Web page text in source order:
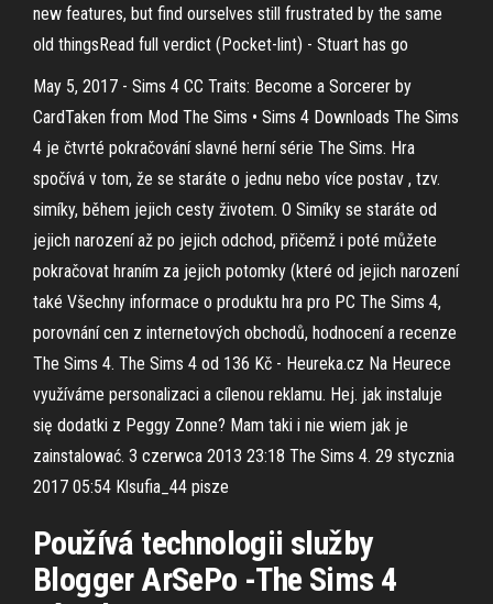
new features, but find ourselves still frustrated by the same
old thingsRead full verdict (Pocket-lint) - Stuart has go
May 5, 2017 - Sims 4 CC Traits: Become a Sorcerer by
CardTaken from Mod The Sims • Sims 4 Downloads The Sims
4 je čtvrté pokračování slavné herní série The Sims. Hra
spočívá v tom, že se staráte o jednu nebo více postav , tzv.
simíky, během jejich cesty životem. O Simíky se staráte od
jejich narození až po jejich odchod, přičemž i poté můžete
pokračovat hraním za jejich potomky (které od jejich narození
také Všechny informace o produktu hra pro PC The Sims 4,
porovnání cen z internetových obchodů, hodnocení a recenze
The Sims 4. The Sims 4 od 136 Kč - Heureka.cz Na Heurece
využíváme personalizaci a cílenou reklamu. Hej. jak instaluje
się dodatki z Peggy Zonne? Mam taki i nie wiem jak je
zainstalować. 3 czerwca 2013 23:18 The Sims 4. 29 stycznia
2017 05:54 Klsufia_44 pisze
Používá technologii služby
Blogger ArSePo -The Sims 4